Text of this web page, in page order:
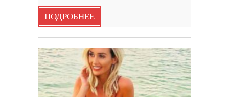
ПОДРОБНЕЕ